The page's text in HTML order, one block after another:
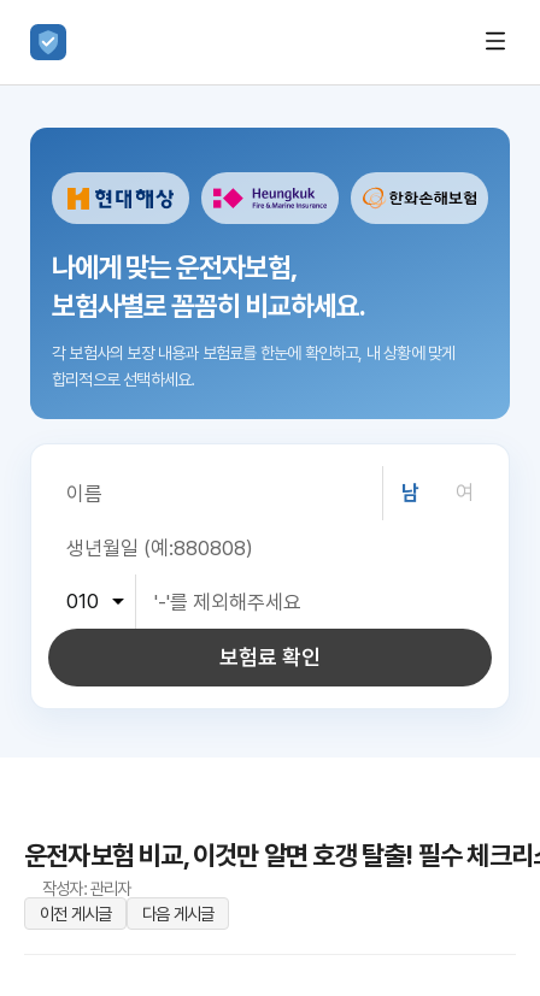
나에게 맞는 운전자보험,
보험사별로 꼼꼼히 비교하세요.
각 보험사의 보장 내용과 보험료를 한눈에 확인하고, 내 상황에 맞게
합리적으로 선택하세요.
남 여
보험료 확인
운전자보험 비교, 이것만 알면 호갱 탈출! 필수 체크
작성자: 관리자
이전 게시글
다음 게시글